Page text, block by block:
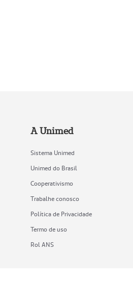
A Unimed
Sistema Unimed
Unimed do Brasil
Cooperativismo
Trabalhe conosco
Política de Privacidade
Termo de uso
Rol ANS